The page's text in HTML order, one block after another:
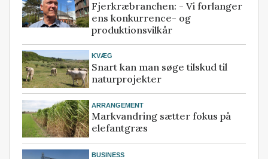
Fjerkræbranchen: - Vi forlanger
ens konkurrence- og
produktionsvilkår
KVÆG
Snart kan man søge tilskud til
naturprojekter
ARRANGEMENT
Markvandring sætter fokus på
elefantgræs
BUSINESS